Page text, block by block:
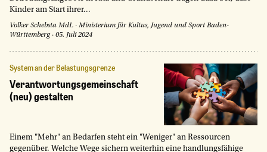
Kinder am Start ihrer...
Volker Schebsta MdL · Ministerium für Kultus, Jugend und Sport Baden-
Württemberg · 05. Juli 2024
System an der Belastungsgrenze
Verantwortungsgemeinschaft
(neu) gestalten
Einem "Mehr" an Bedarfen steht ein "Weniger" an Ressourcen
gegenüber. Welche Wege sichern weiterhin eine handlungsfähige